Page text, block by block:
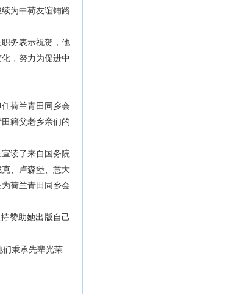
为中荷友谊铺路
务表示祝贺，他
，努力为促进中
荷兰青田同乡会
籍父老乡亲们的
读了来自国务院
、卢森堡、意大
荷兰青田同乡会
赞助她出版自己
秉承先辈光荣